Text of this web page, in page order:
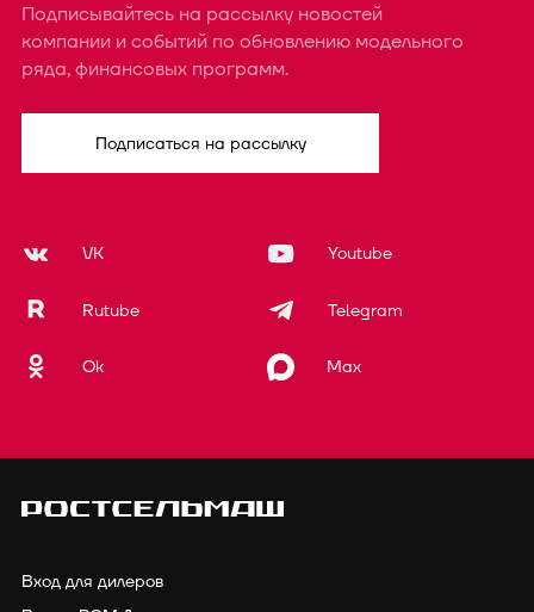
Подписывайтесь на рассылку новостей
компании и событий по обновлению модельного
ряда, финансовых программ.
Подписаться на рассылку
VK Youtube
Rutube Telegram
Ok Max
Вход для дилеров